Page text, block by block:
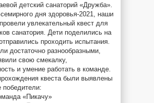
детский санаторий «Дружба».
дня здоровья-2021, наши
увлекательный квест для
санатория. Дети поделились на
проходить испытания.
достаточно разнообразными,
свою смекалку,
и умение работать в команде.
квеста были выявлены
«Пикачу»